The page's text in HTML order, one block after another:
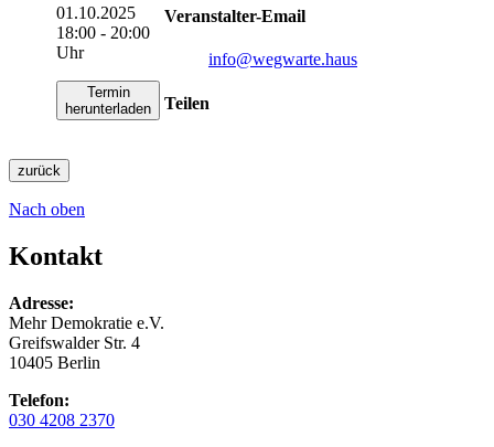
01.10.2025
18:00 - 20:00
Uhr
Termin
herunterladen
Veranstalter-Email
info@wegwarte.haus
Teilen
zurück
Nach oben
Kontakt
Adresse:
Mehr Demokratie e.V.
Greifswalder Str. 4
10405 Berlin
Telefon:
030 4208 2370